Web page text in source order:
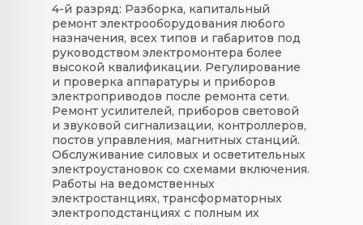
4-й разряд: Разборка, капитальный
ремонт электрооборудования любого
назначения, всех типов и габаритов под
руководством электромонтера более
высокой квалификации. Регулирование
и проверка аппаратуры и приборов
электроприводов после ремонта сети.
Ремонт усилителей, приборов световой
и звуковой сигнализации, контроллеров,
постов управления, магнитных станций.
Обслуживание силовых и осветительных
электроустановок со схемами включения.
Работы на ведомственных
электростанциях, трансформаторных
электроподстанциях с полным их